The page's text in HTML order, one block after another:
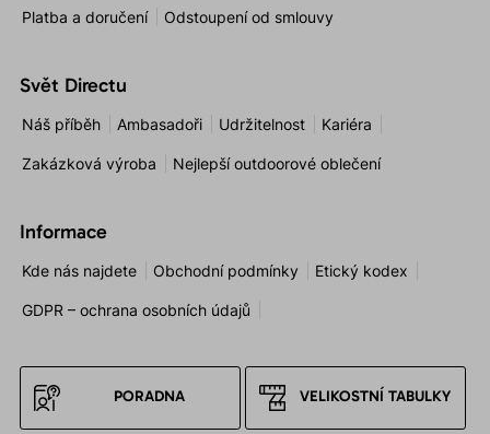
Platba a doručení Odstoupení od smlouvy
Svět Directu
Náš příběh Ambasadoři Udržitelnost Kariéra
Zakázková výroba Nejlepší outdoorové oblečení
Informace
Kde nás najdete Obchodní podmínky Etický kodex
GDPR – ochrana osobních údajů
PORADNA VELIKOSTNÍ TABULKY